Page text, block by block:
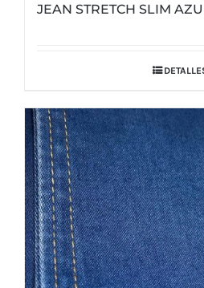
JEAN STRETCH SLIM